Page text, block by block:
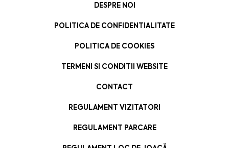
DESPRE NOI
POLITICA DE CONFIDENTIALITATE
POLITICA DE COOKIES
TERMENI SI CONDITII WEBSITE
CONTACT
REGULAMENT VIZITATORI
REGULAMENT PARCARE